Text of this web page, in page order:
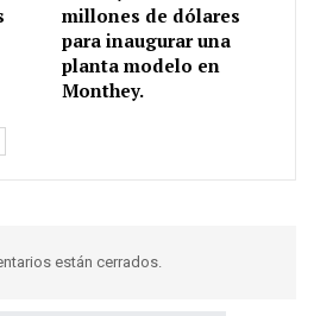
millones de dólares
para inaugurar una
planta modelo en
Monthey.
están cerrados.